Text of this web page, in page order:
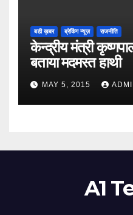
बडी ख़बर ब्रेकिंग न्यूज़ राजनीति
केन्द्रीय मंत्री
बताया मदमस्त हाथी
MAY 5, 2015
A1